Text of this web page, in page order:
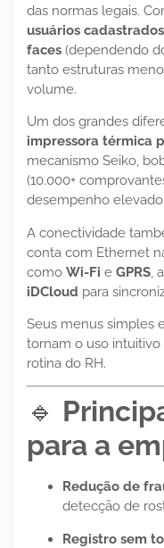
das normas legais.
usuários cadastrados
faces (dependendo
tanto estruturas
volume.
Um dos grandes
impressora térmica
mecanismo Seiko,
(10.000+
desempenho
A conectividade
conta com Ethernet
como Wi-Fi e GPRS ,
iDCloud para
Seus menus simples
tornam o uso
rotina do RH.
🔹
para a
Redução de
detecção de
Registro sem